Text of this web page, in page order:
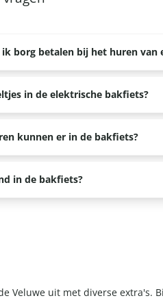
borg betalen bij het huren van
veilig en netjes omgaat
in de elektrische bakfiets?
gordeltjes in de bakfiets. Er is
kunnen er in de bakfiets?
kinderen in de bakfiets.
in de bakfiets?
twee honden mee in de
dan blijft de reservering
Veluwe uit met diverse extra's.
"Goed geregeld, superleuk